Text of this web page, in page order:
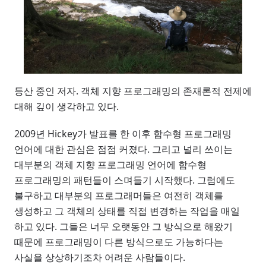
등산 중인 저자. 객체 지향 프로그래밍의 존재론적 전제에
대해 깊이 생각하고 있다.
2009년 Hickey가 발표를 한 이후 함수형 프로그래밍
언어에 대한 관심은 점점 커졌다. 그리고 널리 쓰이는
대부분의 객체 지향 프로그래밍 언어에 함수형
프로그래밍의 패턴들이 스며들기 시작했다. 그럼에도
불구하고 대부분의 프로그래머들은 여전히 객체를
생성하고 그 객체의 상태를 직접 변경하는 작업을 매일
하고 있다. 그들은 너무 오랫동안 그 방식으로 해왔기
때문에 프로그래밍이 다른 방식으로도 가능하다는
사실을 상상하기조차 어려운 사람들이다.